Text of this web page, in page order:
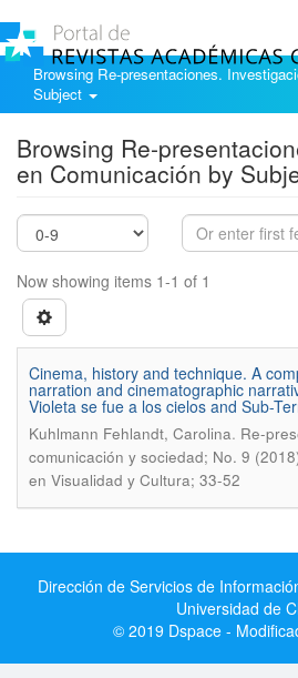
Browsing Re-presentaciones.
Subject
Browsing Re-
en Comunicación by
Now showing items 1-1 of 1
Cinema, history and technique. A
narration and cinematographic
Violeta se fue a los cielos and Sub-
Kuhlmann Fehlandt, Carolina. Re-
comunicación y sociedad; No. 9
en Visualidad y Cultura; 33-52
Dirección de Servicios de
Universidad de
© 2019 Dspace -